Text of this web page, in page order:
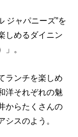
ジャパニーズ”を
しめるダイニン
」。
ランチを楽しめ
洋それぞれの魅
からたくさんの
スのよう。